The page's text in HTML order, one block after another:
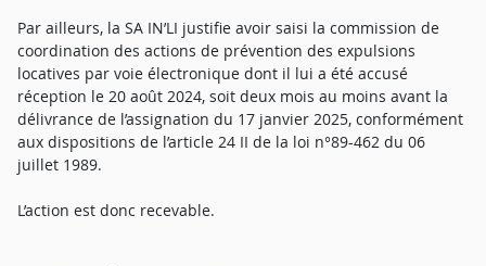
Par ailleurs, la SA IN’LI justifie avoir saisi la commission de
coordination des actions de prévention des expulsions
locatives par voie électronique dont il lui a été accusé
réception le 20 août 2024, soit deux mois au moins avant la
délivrance de l’assignation du 17 janvier 2025, conformément
aux dispositions de l’article 24 II de la loi n°89-462 du 06
juillet 1989.
L’action est donc recevable.